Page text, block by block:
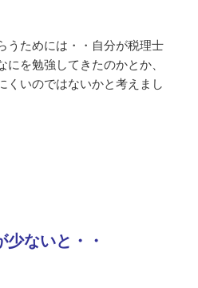
うためには・・自分が税理士
にを勉強してきたのかとか、
くいのではないかと考えまし
少ないと・・